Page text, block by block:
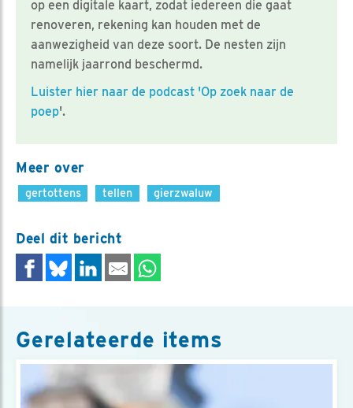
op een digitale kaart, zodat iedereen die gaat
renoveren, rekening kan houden met de
aanwezigheid van deze soort. De nesten zijn
namelijk jaarrond beschermd.
Luister hier naar de podcast 'Op zoek naar de
poep'.
Meer over
gertottens tellen gierzwaluw
Deel dit bericht
Gerelateerde items